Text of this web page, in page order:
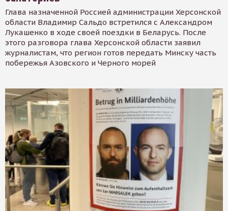
Глава назначенной Россией администрации Херсонской
области Владимир Сальдо встретился с Александром
Лукашенко в ходе своей поездки в Беларусь. После
этого разговора глава Херсонской области заявил
журналистам, что регион готов передать Минску часть
побережья Азовского и Черного морей